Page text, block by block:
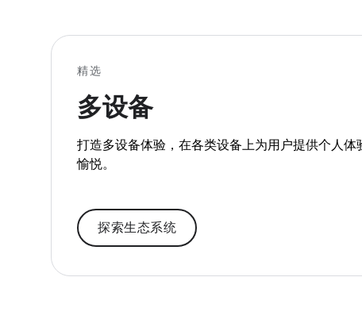
精选
多设备
打造多设备体验，在各类设备上为用户提供个人体
愉悦。
探索生态系统